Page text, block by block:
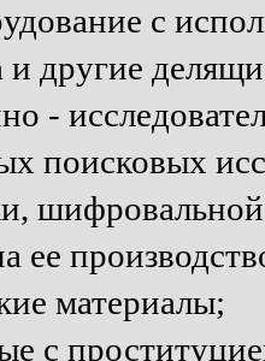
с
и другие
-
поисковых
ее
материалы;
с